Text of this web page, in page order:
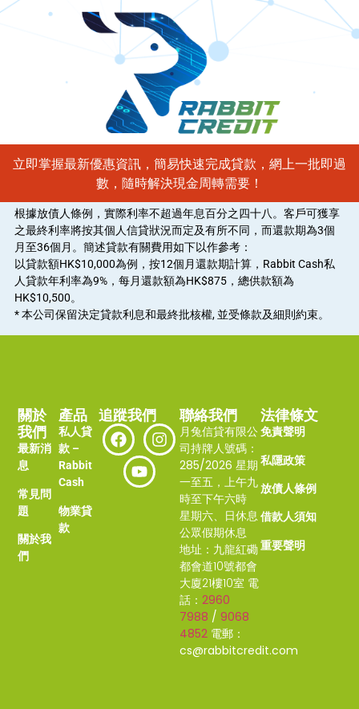
立即掌握最新優惠資訊，簡易快速完成貸款，網上一批即過
數，隨時解決現金周轉需要！
根據放債人條例，實際利率不超過年息百分之四十八。客戶可獲享
之最終利率將按其個人信貸狀況而定及有所不同，而還款期為3個
月至36個月。簡述貸款有關費用如下以作參考：
以貸款額HK$10,000為例，按12個月還款期計算，Rabbit Cash私
人貸款年利率為9%，每月還款額為HK$875，總供款額為
HK$10,500。
* 本公司保留決定貸款利息和最終批核權, 並受條款及細則約束。
產品
私人貸
款 –
Rabbit
Cash
物業貸
款
關於
我們
最新消
息
常見問
題
關於我
們
法律條文
免責聲明
私隱政策
放債人條例
借款人須知
重要聲明
聯絡我們
月兔信貸有限公
司持牌人號碼：
285/2026 星期
一至五，上午九
時至下午六時
星期六、日休息
公眾假期休息
地址：九龍紅磡
都會道10號都會
大廈21樓10室 電
話：2960
7988 /9068
4852 電郵：
cs@rabbitcredit.com
追蹤我們